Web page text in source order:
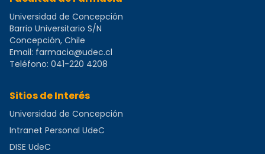
Universidad de Concepción
Barrio Universitario S/N
Concepción, Chile
Email: farmacia@udec.cl
Teléfono: 041-220 4208
Sitios de Interés
Universidad de Concepción
Intranet Personal UdeC
DISE UdeC